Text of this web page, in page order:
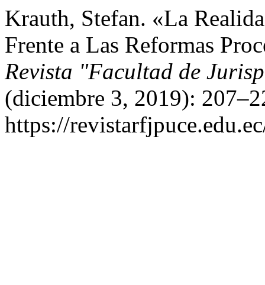
Krauth, Stefan. «La
Frente a Las Reformas
Revista "Facultad de
(diciembre 3, 2019):
https://